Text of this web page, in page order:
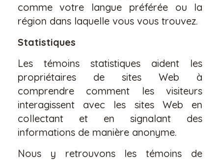
comme votre langue préférée ou la
région dans laquelle vous vous trouvez.
Statistiques
Les témoins statistiques aident les
propriétaires de sites Web à
comprendre comment les visiteurs
interagissent avec les sites Web en
collectant et en signalant des
informations de manière anonyme.
Nous y retrouvons les témoins de